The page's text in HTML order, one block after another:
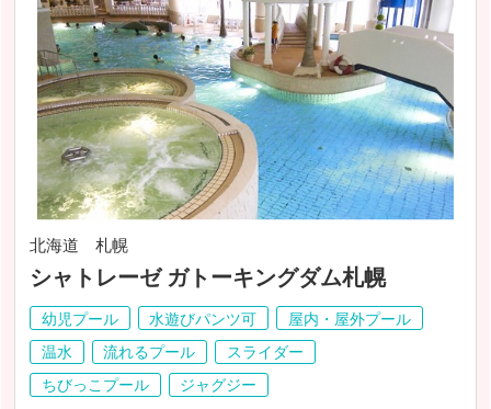
北海道 札幌
シャトレーゼ ガトーキングダム札幌
幼児プール 水遊びパンツ可
屋内・屋外プール
温水
流れるプール
スライダー
ちびっこプール
ジャグジー